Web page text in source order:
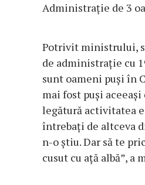
Administraţie de 3
Potrivit ministrului,
de administraţie cu
sunt oameni puşi în
mai fost puşi
legătură activitatea
întrebaţi de altceva
n-o ştiu. Dar să te
cusut cu aţă albă”,